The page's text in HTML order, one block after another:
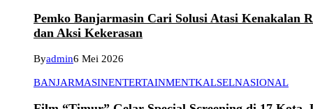
Pemko Banjarmasin Cari Solusi Atasi Kenakalan
dan Aksi Kekerasan
Byadmin6 Mei 2026
BANJARMASINENTERTAINMENTKALSELNASIONAL